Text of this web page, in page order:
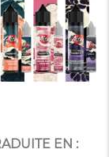
EN :